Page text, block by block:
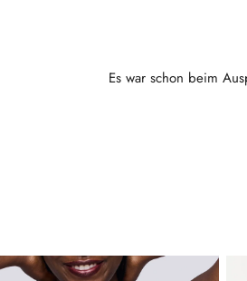
Es war schon beim